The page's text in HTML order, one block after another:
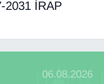
06.08.2026